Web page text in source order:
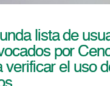
lista de
por
verificar el uso